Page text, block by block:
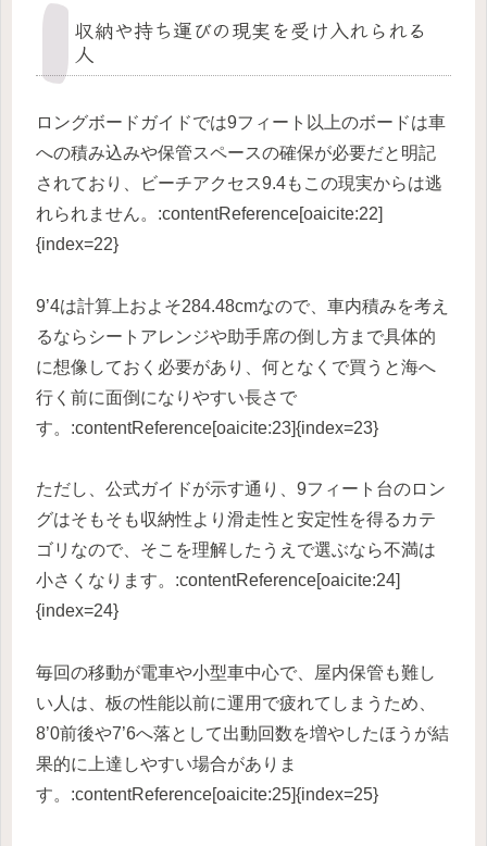
収納や持ち運びの現実を受け入れられる
人
ロングボードガイドでは9フィート以上のボードは車
への積み込みや保管スペースの確保が必要だと明記
されており、ビーチアクセス9.4もこの現実からは逃
れられません。:contentReference[oaicite:22]
{index=22}
9’4は計算上およそ284.48cmなので、車内積みを考え
るならシートアレンジや助手席の倒し方まで具体的
に想像しておく必要があり、何となくで買うと海へ
行く前に面倒になりやすい長さで
す。:contentReference[oaicite:23]{index=23}
ただし、公式ガイドが示す通り、9フィート台のロン
グはそもそも収納性より滑走性と安定性を得るカテ
ゴリなので、そこを理解したうえで選ぶなら不満は
小さくなります。:contentReference[oaicite:24]
{index=24}
毎回の移動が電車や小型車中心で、屋内保管も難し
い人は、板の性能以前に運用で疲れてしまうため、
8’0前後や7’6へ落として出動回数を増やしたほうが結
果的に上達しやすい場合がありま
す。:contentReference[oaicite:25]{index=25}